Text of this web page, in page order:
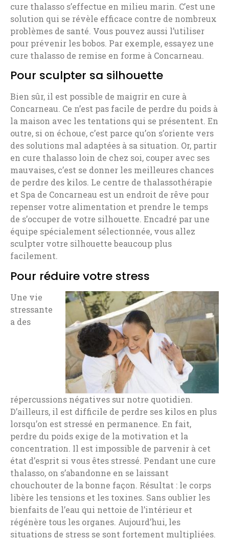
cure thalasso s’effectue en milieu marin. C’est une
solution qui se révèle efficace contre de nombreux
problèmes de santé. Vous pouvez aussi l’utiliser
pour prévenir les bobos. Par exemple, essayez une
cure thalasso de remise en forme à Concarneau.
Pour sculpter sa silhouette
Bien sûr, il est possible de maigrir en cure à
Concarneau. Ce n’est pas facile de perdre du poids à
la maison avec les tentations qui se présentent. En
outre, si on échoue, c’est parce qu’on s’oriente vers
des solutions mal adaptées à sa situation. Or, partir
en cure thalasso loin de chez soi, couper avec ses
mauvaises, c’est se donner les meilleures chances
de perdre des kilos. Le centre de thalassothérapie
et Spa de Concarneau est un endroit de rêve pour
repenser votre alimentation et prendre le temps
de s’occuper de votre silhouette. Encadré par une
équipe spécialement sélectionnée, vous allez
sculpter votre silhouette beaucoup plus
facilement.
Pour réduire votre stress
Une vie
stressante
a des
répercussions négatives sur notre quotidien.
D’ailleurs, il est difficile de perdre ses kilos en plus
lorsqu’on est stressé en permanence. En fait,
perdre du poids exige de la motivation et la
concentration. Il est impossible de parvenir à cet
état d’esprit si vous êtes stressé. Pendant une cure
thalasso, on s’abandonne en se laissant
chouchouter de la bonne façon. Résultat : le corps
libère les tensions et les toxines. Sans oublier les
bienfaits de l’eau qui nettoie de l’intérieur et
régénère tous les organes. Aujourd’hui, les
situations de stress se sont fortement multipliées.